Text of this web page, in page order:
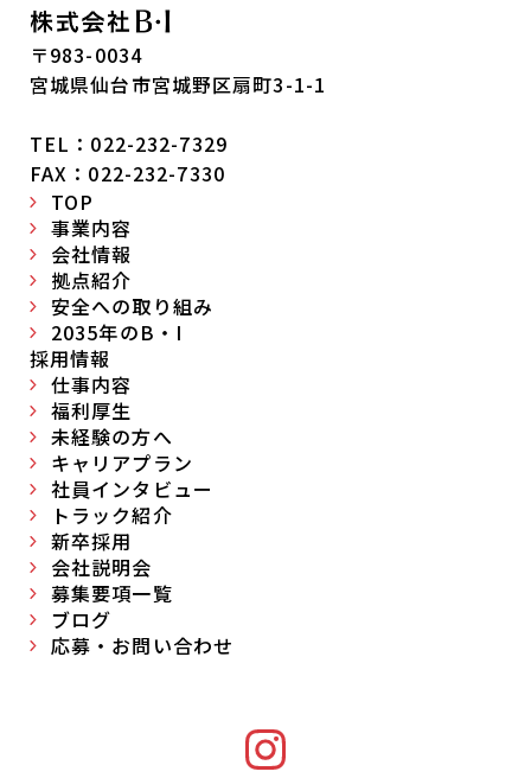
〒983-0034
宮城県仙台市宮城野区扇町3-1-1
TEL：022-232-7329
FAX：022-232-7330
TOP
事業内容
会社情報
拠点紹介
安全への取り組み
2035年のB・I
採用情報
仕事内容
福利厚生
未経験の方へ
キャリアプラン
社員インタビュー
トラック紹介
新卒採用
会社説明会
募集要項一覧
ブログ
応募・お問い合わせ